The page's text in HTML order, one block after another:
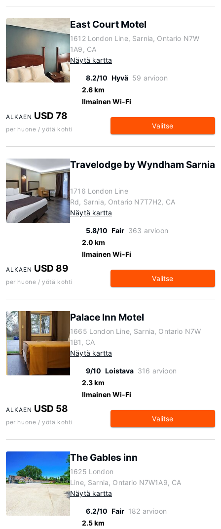
East Court Motel
1612 London Line, Sarnia, Ontario N7W
1A9, CA
Näytä kartta
8.2/10 Hyvä 59 arvioon
2.6 km
Ilmainen Wi-Fi
ALKAEN USD 78
per huone / yötä kohti Valitse
Travelodge by Wyndham Sarnia
1716 London Line
Rd, Sarnia, Ontario N7T7H2, CA
Näytä kartta
5.8/10 Fair 363 arvioon
2.0 km
Ilmainen Wi-Fi
ALKAEN USD 89
per huone / yötä kohti Valitse
Palace Inn Motel
1665 London Line, Sarnia, Ontario N7W
1B1, CA
Näytä kartta
9/10 Loistava 316 arvioon
2.3 km
Ilmainen Wi-Fi
ALKAEN USD 58
per huone / yötä kohti Valitse
The Gables inn
1625 London
Line, Sarnia, Ontario N7W1A9, CA
Näytä kartta
6.2/10 Fair 182 arvioon
2.5 km